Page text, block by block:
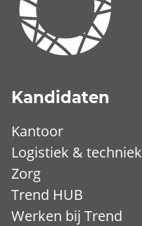
Kandidaten
Kantoor
Logistiek & techniek
Zorg
Trend HUB
Werken bij Trend